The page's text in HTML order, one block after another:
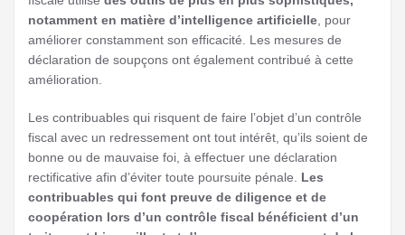
notamment en matière d’intelligence artificielle , pour
améliorer constamment son efficacité. Les mesures de
déclaration de soupçons ont également contribué à cette
amélioration.
Les contribuables qui risquent de faire l’objet d’un contrôle
fiscal avec un redressement ont tout intérêt, qu’ils soient de
bonne ou de mauvaise foi, à effectuer une déclaration
rectificative afin d’éviter toute poursuite pénale. Les
contribuables qui font preuve de diligence et de
coopération lors d’un contrôle fiscal bénéficient d’un